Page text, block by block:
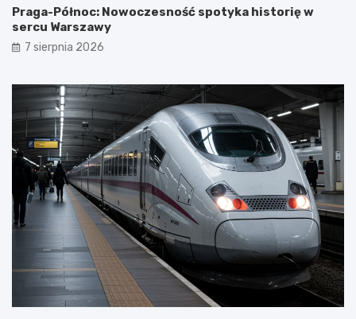
Praga-Północ: Nowoczesność spotyka historię w
sercu Warszawy
7 sierpnia 2026